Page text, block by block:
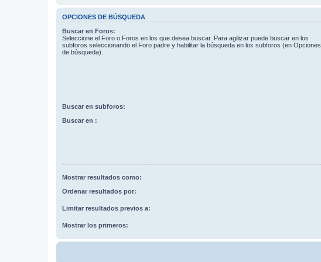
OPCIONES DE BÚSQUEDA
Buscar en Foros:
Seleccione el Foro o Foros en los que desea buscar. Para agilizar puede buscar en los
subforos seleccionando el Foro padre y habilitar la búsqueda en los subforos (en Opciones
de búsqueda).
Buscar en subforos:
Buscar en :
Mostrar resultados como:
Ordenar resultados por:
Limitar resultados previos a:
Mostrar los primeros: